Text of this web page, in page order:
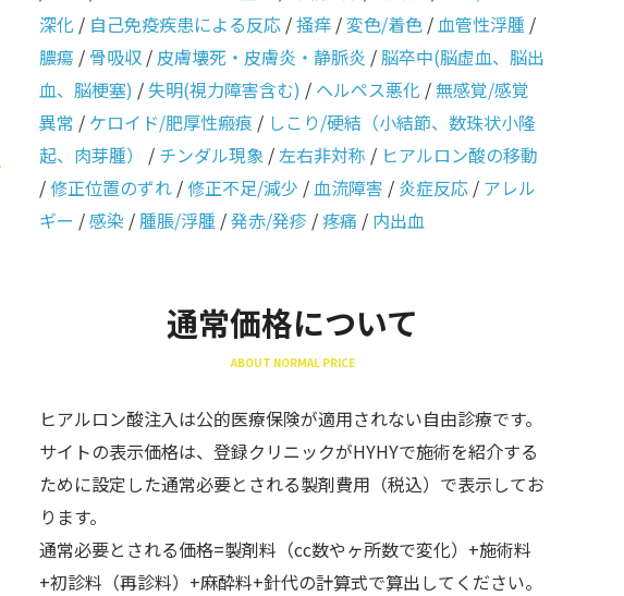
深化 / 自己免疫疾患による反応 /掻痒 /変色/着色 /血管性浮腫 /
膿瘍 / 骨吸収 / 皮膚壊死・皮膚炎・静脈炎 /脳卒中(脳虚血、脳出
血、脳梗塞) /失明(視力障害含む) / ヘルペス悪化 /無感覚/感覚
異常 / ケロイド/肥厚性瘢痕 / しこり/硬結（小結節、数珠状小隆
起、肉芽腫）
/ チンダル現象 /左右非対称 / ヒアルロン酸の移動
/修正位置のずれ /修正不足/減少 /血流障害 / 炎症反応 / アレル
ギー /感染 /腫脹/浮腫 /発赤/発疹 /疼痛 / 内出血
通常価格について
ABOUT NORMAL PRICE
ヒアルロン酸注入は公的医療保険が適用されない自由診療です。
サイトの表示価格は、登録クリニックがHYHYで施術を紹介する
ために設定した通常必要とされる製剤費用（税込）で表示してお
ります。
通常必要とされる価格=製剤料（cc数やヶ所数で変化）+施術料
+初診料（再診料）+麻酔料+針代の計算式で算出してください。